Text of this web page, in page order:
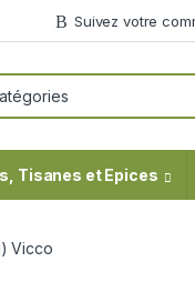
Suivez votre
Tisanes et Epices
Vicco